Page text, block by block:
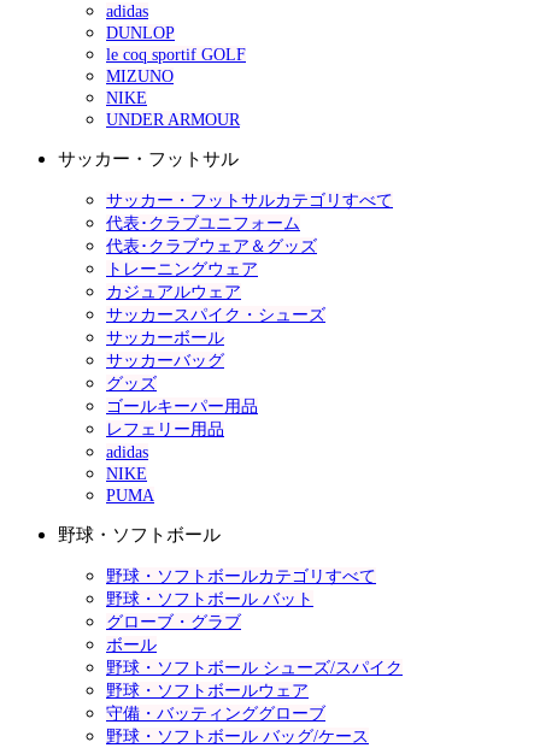
adidas
DUNLOP
le coq sportif GOLF
MIZUNO
NIKE
UNDER ARMOUR
サッカー・フットサル
サッカー・フットサルカテゴリすべて
代表･クラブユニフォーム
代表･クラブウェア＆グッズ
トレーニングウェア
カジュアルウェア
サッカースパイク・シューズ
サッカーボール
サッカーバッグ
グッズ
ゴールキーパー用品
レフェリー用品
adidas
NIKE
PUMA
野球・ソフトボール
野球・ソフトボールカテゴリすべて
野球・ソフトボール バット
グローブ・グラブ
ボール
野球・ソフトボール シューズ/スパイク
野球・ソフトボールウェア
守備・バッティンググローブ
野球・ソフトボール バッグ/ケース